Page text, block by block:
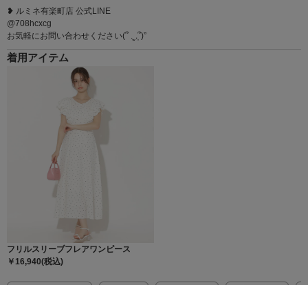
❥ ルミネ有楽町店 公式LINE
@708hcxcg
お気軽にお問い合わせください(՞ ܸ.‪ˬ.ܸ՞)”
着用アイテム
フリルスリーブフレアワンピース
￥16,940(税込)